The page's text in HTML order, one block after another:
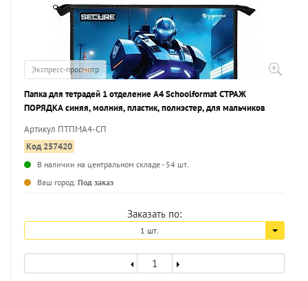
Экспресс-просмотр
Папка для тетрадей 1 отделение А4 Schoolformat СТРАЖ
ПОРЯДКА синяя, молния, пластик, полиэстер, для мальчиков
Артикул ПТПМА4-СП
Код 257420
В наличии на центральном складе - 54 шт.
Ваш город: Под заказ
Заказать по:
1 шт.